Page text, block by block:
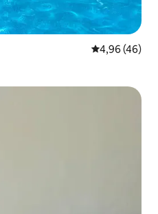
4,96 av 5 i
4,96 (46)